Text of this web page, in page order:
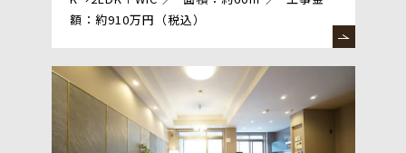
額：約910万円（税込）